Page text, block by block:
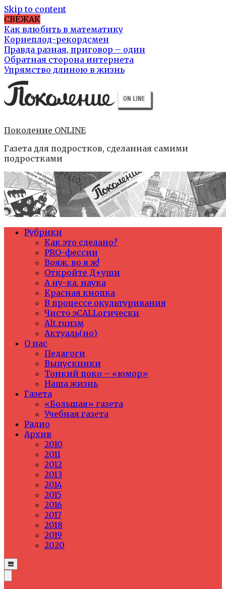
Skip to content
СВЕЖАК
Как влюбить в математику
Корнеплод-рекордсмен
Правда разная, приговор – один
Обратная сторона интернета
Упрямство длиною в жизнь
Поколение ONLINE
Газета для подростков, сделанная самими
подростками
Рубрики
Как это сделано?
PRO-фессии
Вояж, во я ж!
Откройте Д+уши
А ну-ка, наука
Красная кнопка
В процессе окультуривания
Чисто эCALLогически
Alt.ruизм
Актуаль(но)
О нас
Педагоги
Выпускники
Тонкий поко – «юмор»
Наша жизнь
Газета
«Большая» газета
Учебная газета
Радио
Архив
2010
2011
2012
2013
2014
2015
2016
2017
2018
2019
2020